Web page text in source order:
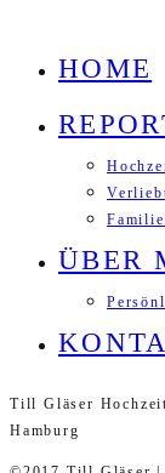
HOME
ÜBER
Till Gläser
Hamburg